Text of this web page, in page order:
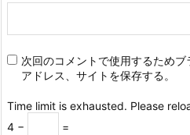
次回のコメントで使用するため
アドレス、サイトを保存する。
Time limit is exhausted. Please
4 − =